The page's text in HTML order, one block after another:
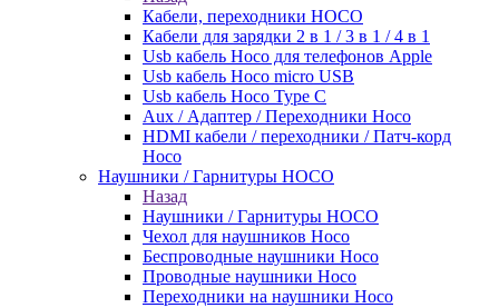
Кабели, переходники HOCO
Кабели для зарядки 2 в 1 / 3 в 1 / 4 в 1
Usb кабель Hoco для телефонов Apple
Usb кабель Hoco micro USB
Usb кабель Hoco Type C
Aux / Адаптер / Переходники Hoco
HDMI кабели / переходники / Патч-корд
Hoco
Наушники / Гарнитуры HOCO
Назад
Наушники / Гарнитуры HOCO
Чехол для наушников Hoco
Беспроводные наушники Hoco
Проводные наушники Hoco
Переходники на наушники Hoco